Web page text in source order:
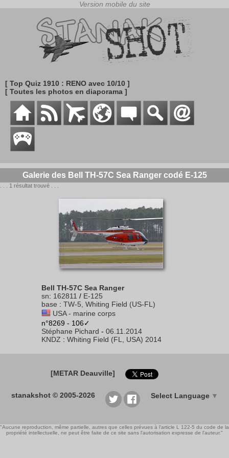
[ Top Quiz 1910 : RENO avec 10/10 ]
[ Toutes les photos en diaporama ]
Galerie des Bell TH-57C Sea Ranger codé E-125
. . . 1 résultat trouvé . . .
Bell TH-57C Sea Ranger
sn: 162811 / E-125
base : TW-5, Whiting Field (US-FL)
USA - marine corps
n°8269 - 106✓
Stéphane Pichard - 06.11.2014
KNDZ : Whiting Field (FL, USA) 2014
[METAR Deauville]
stanakshot © 2005-2026 Select Language ▼
"Aucune reproduction, même partielle, autres que celles prévues à l'article L 122-5 du code de la
propriété intellectuelle, ne peut être faite de ce site sans l'autorisation expresse de l'auteur."